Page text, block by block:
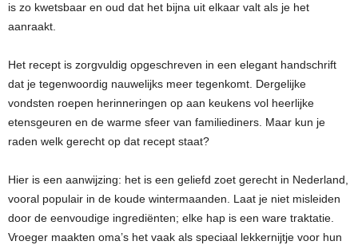
is zo kwetsbaar en oud dat het bijna uit elkaar valt als je het
aanraakt.
Het recept is zorgvuldig opgeschreven in een elegant handschrift
dat je tegenwoordig nauwelijks meer tegenkomt. Dergelijke
vondsten roepen herinneringen op aan keukens vol heerlijke
etensgeuren en de warme sfeer van familiediners. Maar kun je
raden welk gerecht op dat recept staat?
Hier is een aanwijzing: het is een geliefd zoet gerecht in Nederland,
vooral populair in de koude wintermaanden. Laat je niet misleiden
door de eenvoudige ingrediënten; elke hap is een ware traktatie.
Vroeger maakten oma’s het vaak als speciaal lekkernijtje voor hun